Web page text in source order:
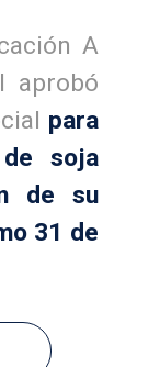
A
aprobó
para
soja
de su
31 de